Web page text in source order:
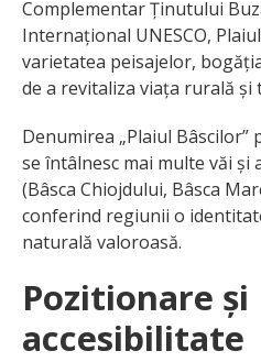
Complementar Ținutului
Internațional UNESCO,
varietatea peisajelor,
de a revitaliza viața rurală și
Denumirea „Plaiul Bâscilor”
se întâlnesc mai multe văi și
(Bâsca Chiojdului, Bâsca
conferind regiunii o
naturală valoroasă.
Pozitionare și
accesibilitate